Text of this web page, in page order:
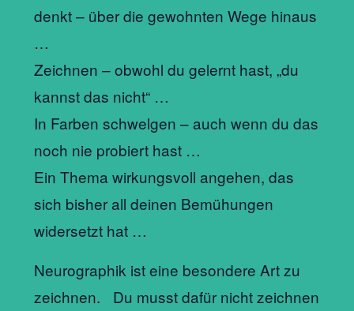
denkt – über die gewohnten Wege hinaus
…
Zeichnen – obwohl du gelernt hast, „du
kannst das nicht“ …
In Farben schwelgen – auch wenn du das
noch nie probiert hast …
Ein Thema wirkungsvoll angehen, das
sich bisher all deinen Bemühungen
widersetzt hat …
Neurographik ist eine besondere Art zu
zeichnen. Du musst dafür nicht zeichnen